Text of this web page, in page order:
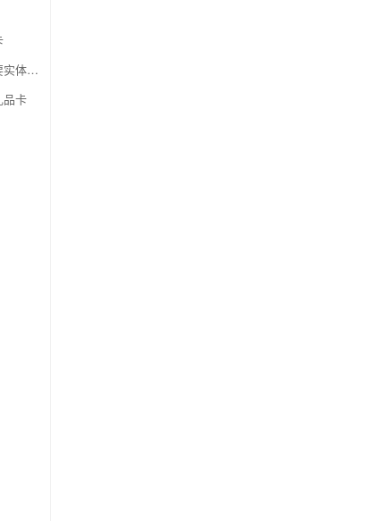
生活杉德卡兑换亚马逊（只要实体卡）
品卡